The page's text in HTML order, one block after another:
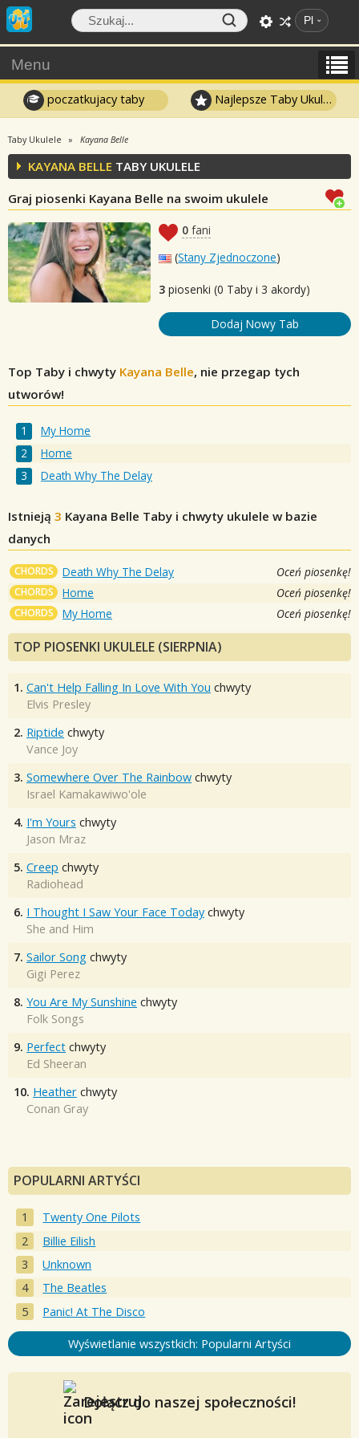
Pl
Menu
poczatkujacy taby Najlepsze Taby Ukulele
Taby Ukulele Kayana Belle
KAYANA BELLE TABY UKULELE
Graj piosenki Kayana Belle na swoim ukulele
0 fani
(Stany Zjednoczone)
3 piosenki (0 Taby i 3 akordy)
Dodaj Nowy Tab
Top Taby i chwyty Kayana Belle, nie przegap tych
utworów!
My Home
Home
Death Why The Delay
Istnieją 3 Kayana Belle Taby i chwyty ukulele w bazie
danych
CHORDS Death Why The Delay Oceń piosenkę!
CHORDS Home Oceń piosenkę!
CHORDS My Home Oceń piosenkę!
TOP PIOSENKI UKULELE (SIERPNIA)
1. Can't Help Falling In Love With You chwyty
Elvis Presley
2. Riptide chwyty
Vance Joy
3. Somewhere Over The Rainbow chwyty
Israel Kamakawiwo'ole
4. I'm Yours chwyty
Jason Mraz
5. Creep chwyty
Radiohead
6. I Thought I Saw Your Face Today chwyty
She and Him
7. Sailor Song chwyty
Gigi Perez
8. You Are My Sunshine chwyty
Folk Songs
9. Perfect chwyty
Ed Sheeran
10. Heather chwyty
Conan Gray
POPULARNI ARTYŚCI
Twenty One Pilots
Billie Eilish
Unknown
The Beatles
Panic! At The Disco
Wyświetlanie wszystkich: Popularni Artyści
Dołącz do naszej społeczności!